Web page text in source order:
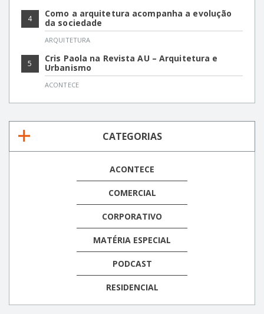
4
Como a arquitetura acompanha a evolução
da sociedade
ARQUITETURA
5
Cris Paola na Revista AU – Arquitetura e
Urbanismo
ACONTECE
CATEGORIAS
ACONTECE
COMERCIAL
CORPORATIVO
MATÉRIA ESPECIAL
PODCAST
RESIDENCIAL